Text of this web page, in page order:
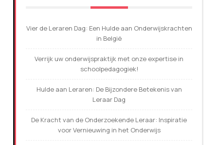
Vier de Leraren Dag: Een Hulde aan Onderwijskrachten
in België
Verrijk uw onderwijspraktijk met onze expertise in
schoolpedagogiek!
Hulde aan Leraren: De Bijzondere Betekenis van
Leraar Dag
De Kracht van de Onderzoekende Leraar: Inspiratie
voor Vernieuwing in het Onderwijs